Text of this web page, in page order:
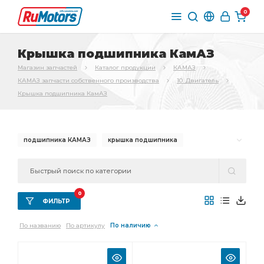
0
Крышка подшипника КамАЗ
Магазин запчастей Каталог продукции
КАМАЗ
КАМАЗ запчасти собственного производства
10. Двигатель
Крышка подшипника КамАЗ
подшипника КАМАЗ крышка подшипника
крышка заднего подшипника
заднего подшипника КАМАЗ
переднего подшипника
переднего подшипника КАМАЗ
ФИЛЬТР
0
По названию По артикулу По наличию